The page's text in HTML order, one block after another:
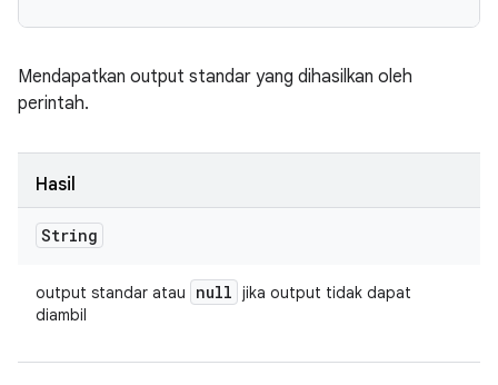
Mendapatkan output standar yang dihasilkan oleh
perintah.
Hasil
String
output standar atau null jika output tidak dapat
diambil